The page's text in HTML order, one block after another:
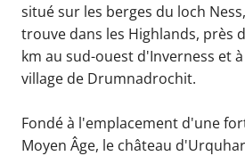
situé sur les berges du loch
trouve dans les Highlands, près
km au sud-ouest d'Inverness et
village de Drumnadrochit.
Fondé à l'emplacement d'une
Moyen Âge, le château